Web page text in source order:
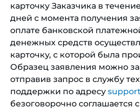
карточку Заказчика в
дней с момента получения
оплате банковской
денежных средств
карточку, с которой была
Образец заявления можно
отправив запрос в службу
поддержки по адресу
безоговорочно соглашается